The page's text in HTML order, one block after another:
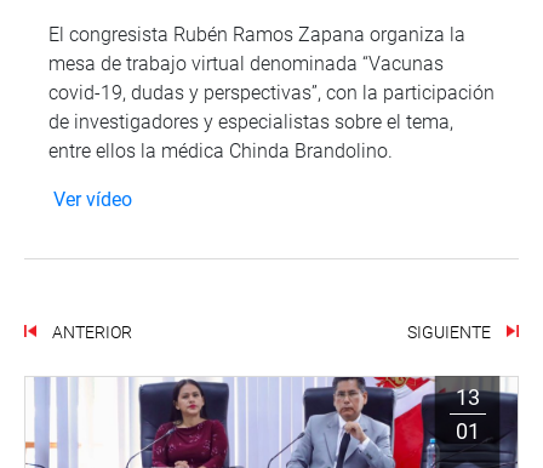
El congresista Rubén Ramos Zapana organiza la
mesa de trabajo virtual denominada “Vacunas
covid-19, dudas y perspectivas”, con la participación
de investigadores y especialistas sobre el tema,
entre ellos la médica Chinda Brandolino.
Ver vídeo
ANTERIOR SIGUIENTE
13
01